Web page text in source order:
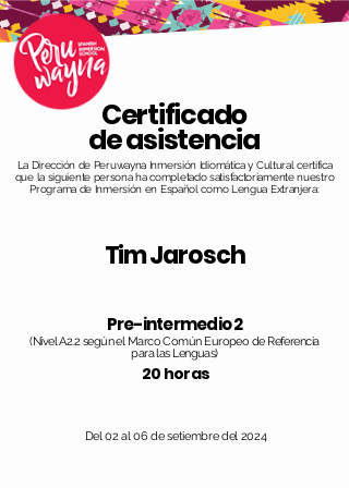
Certificado
de asistencia
La Dirección de Peruwayna Inmersión Idiomática y Cultural certifica
que la siguiente persona ha completado satisfactoriamente nuestro
Programa de Inmersión en Español como Lengua Extranjera:
Tim Jarosch
Pre-intermedio 2
(Nivel A2.2 según el Marco Común Europeo de Referencia
para las Lenguas)
20 horas
Del 02 al 06 de setiembre del 2024